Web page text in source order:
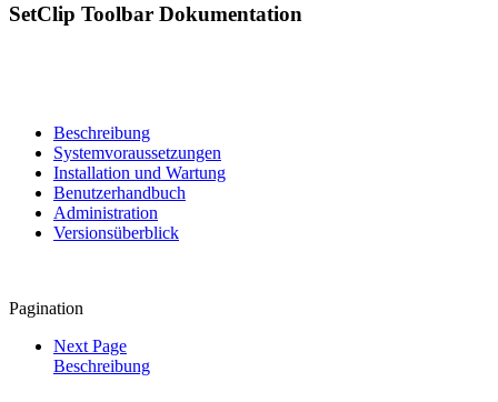
SetClip Toolbar Dokumentation
Beschreibung
Systemvoraussetzungen
Installation und Wartung
Benutzerhandbuch
Administration
Versionsüberblick
Pagination
Next Page
Beschreibung